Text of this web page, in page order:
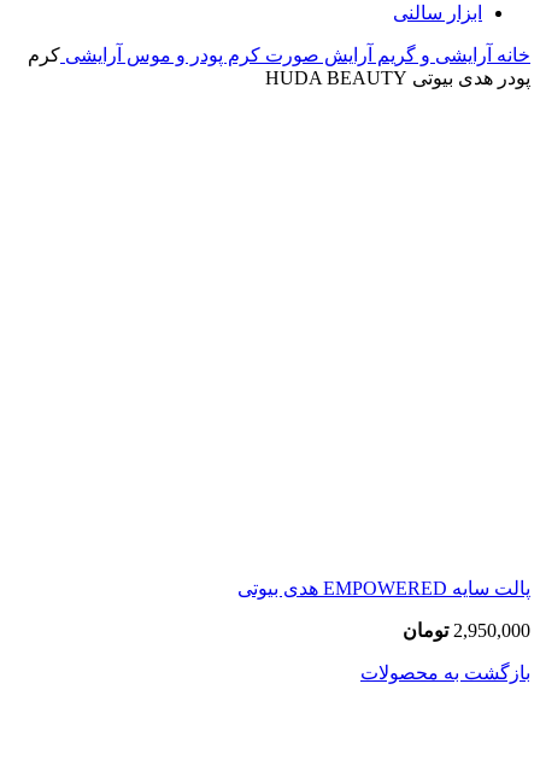
ابزار سالنی
خانه آرایشی و گریم آرایش صورت کرم پودر و موس آرایشی کرم
پودر هدی بیوتی HUDA BEAUTY
پالت سایه EMPOWERED هدی بیوتی
2,950,000 تومان
بازگشت به محصولات